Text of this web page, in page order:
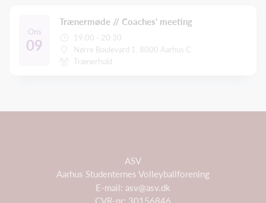
Ons
09
Trænermøde // Coaches' meeting
19:00 - 20:30
Nørre Boulevard 1, 8000 Aarhus C
Trænerhold
ASV
Aarhus Studenternes Volleyballforening
E-mail: asv@asv.dk
CVR-nr: 30156846